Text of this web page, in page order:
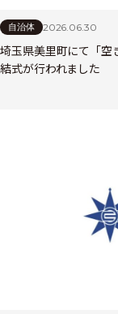
自治体 2026.06.30
埼玉県美里町にて「空
結式が行われました